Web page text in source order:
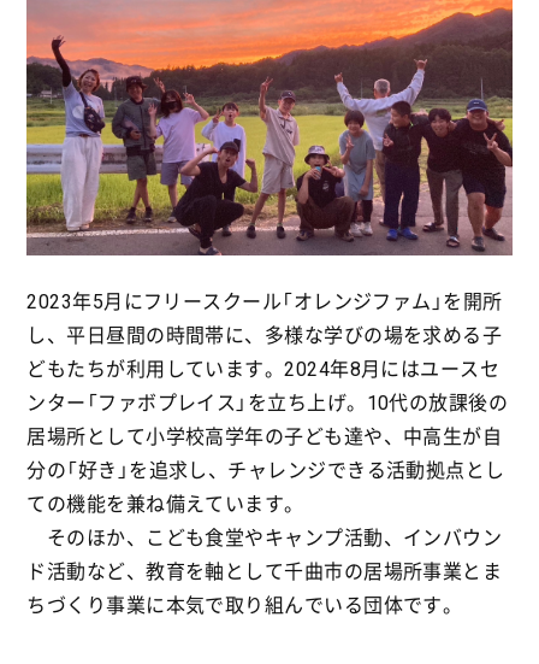
2023年5月にフリースクール「オレンジファム」を開所
し、平日昼間の時間帯に、多様な学びの場を求める子
どもたちが利用しています。2024年8月にはユースセ
ンター「ファボプレイス」を立ち上げ。10代の放課後の
居場所として小学校高学年の子ども達や、中高生が自
分の「好き」を追求し、チャレンジできる活動拠点とし
ての機能を兼ね備えています。
そのほか、こども食堂やキャンプ活動、インバウン
ド活動など、教育を軸として千曲市の居場所事業とま
ちづくり事業に本気で取り組んでいる団体です。